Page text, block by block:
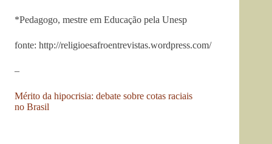
*Pedagogo, mestre em Educação pela Unesp
fonte: http://religioesafroentrevistas.wordpress.com/
–
Mérito da hipocrisia: debate sobre cotas raciais
no Brasil